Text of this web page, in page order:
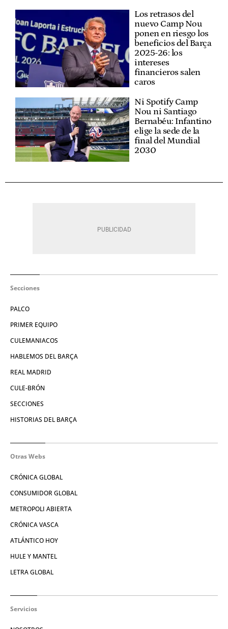
Los retrasos del
nuevo Camp Nou
ponen en riesgo los
beneficios del Barça
2025-26: los
intereses
financieros salen
caros
Ni Spotify Camp
Nou ni Santiago
Bernabéu: Infantino
elige la sede de la
final del Mundial
2030
Secciones
PALCO
PRIMER EQUIPO
CULEMANIACOS
HABLEMOS DEL BARÇA
REAL MADRID
CULE-BRÓN
SECCIONES
HISTORIAS DEL BARÇA
Otras Webs
CRÓNICA GLOBAL
CONSUMIDOR GLOBAL
METROPOLI ABIERTA
CRÓNICA VASCA
ATLÁNTICO HOY
HULE Y MANTEL
LETRA GLOBAL
Servicios